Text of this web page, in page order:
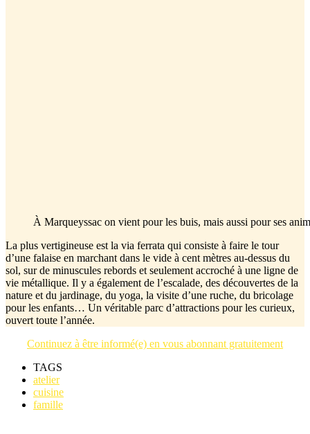
À Marqueyssac on vient pour les buis, mais aussi pour ses
La plus vertigineuse est la via ferrata qui consiste à faire le tour
d’une falaise en marchant dans le vide à cent mètres au-dessus du
sol, sur de minuscules rebords et seulement accroché à une ligne de
vie métallique. Il y a également de l’escalade, des découvertes de la
nature et du jardinage, du yoga, la visite d’une ruche, du bricolage
pour les enfants… Un véritable parc d’attractions pour les curieux,
ouvert toute l’année.
Continuez à être informé(e) en vous abonnant gratuitement
TAGS
atelier
cuisine
famille